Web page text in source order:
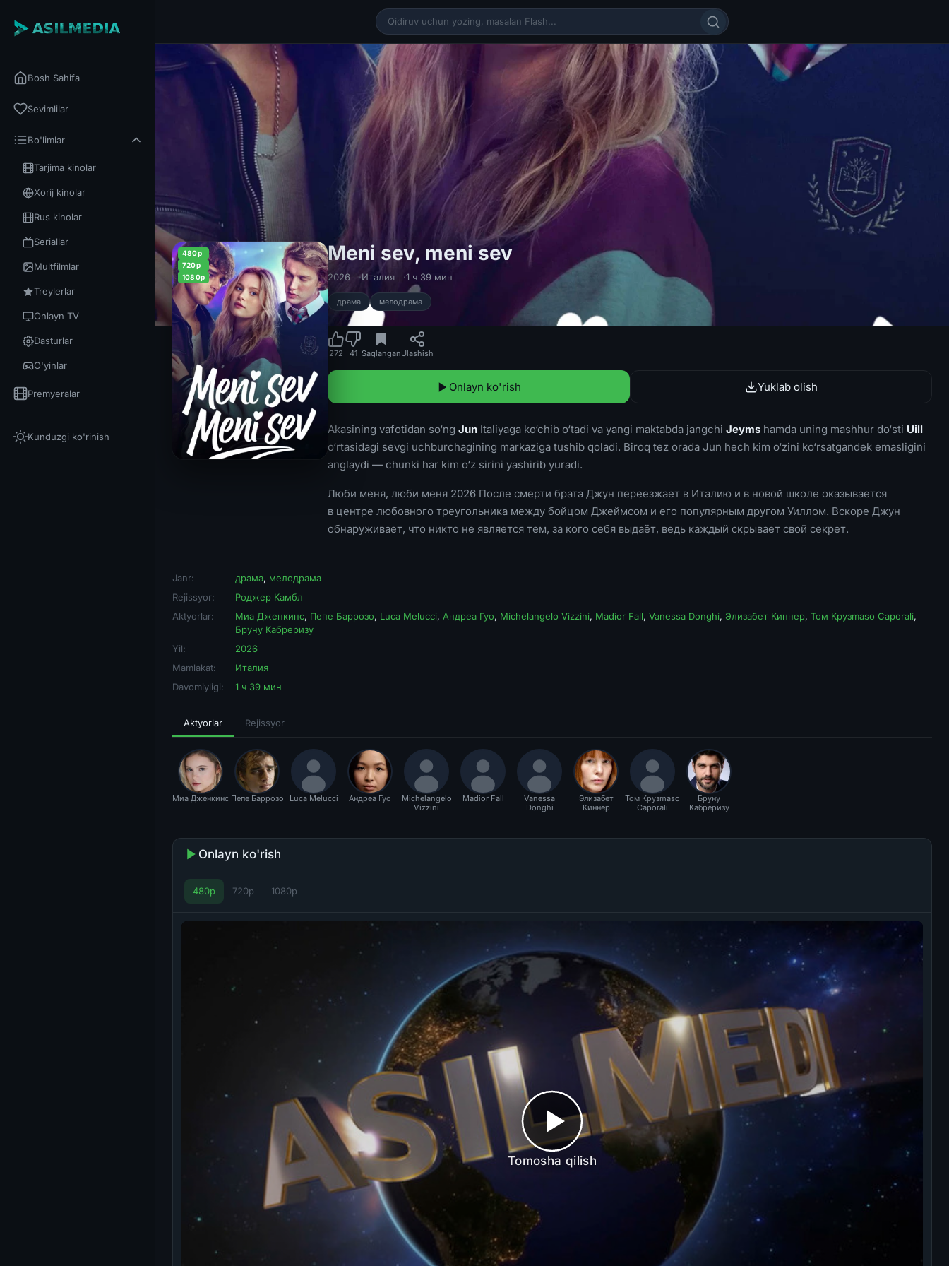
Bosh Sahifa
Sevimlilar
Bo'limlar
Tarjima kinolar
Xorij kinolar
Rus kinolar
Seriallar
Multfilmlar
Treylerlar
Onlayn TV
Dasturlar
O'yinlar
Premyeralar
Kunduzgi ko'rinish
480p
720p
1080p
Meni sev, meni sev Meni sev, meni sev 2026 Uzbek tilida
2026 Италия 1 ч 39 мин
драма мелодрама
272 41 SaqlanganUlashish
Onlayn ko'rish Yuklab olish
Akasining vafotidan so‘ng Jun Italiyaga ko‘chib o‘tadi va yangi maktabda jangchi Jeyms hamda uning mashhur do‘sti Uill
o‘rtasidagi sevgi uchburchagining markaziga tushib qoladi. Biroq tez orada Jun hech kim o‘zini ko‘rsatgandek emasligini
anglaydi — chunki har kim o‘z sirini yashirib yuradi.
Люби меня, люби меня 2026 После смерти брата Джун переезжает в Италию и в новой школе оказывается
в центре любовного треугольника между бойцом Джеймсом и его популярным другом Уиллом. Вскоре Джун
обнаруживает, что никто не является тем, за кого себя выдаёт, ведь каждый скрывает свой секрет.
Janr: драма, мелодрама
Rejissyor:
Роджер Камбл
Aktyorlar:
Миа Дженкинс, Пепе Баррозо, Luca Melucci, Андреа Гуо, Michelangelo Vizzini, Madior Fall, Vanessa Donghi, Элизабет Киннер, Том Крузmaso Caporali,
Бруну Кабреризу
Yil:
2026
Mamlakat:
Италия
Davomiyligi:
1 ч 39 мин
Aktyorlar Rejissyor
Миа Дженкинс Пепе Баррозо Luca Melucci Андреа Гуо
Michelangelo
Vizzini
Madior Fall
Vanessa
Donghi
Элизабет
Киннер
Том Крузmaso
Caporali
Бруну
Кабреризу
Onlayn ko'rish
480p 720p 1080p
Tomosha qilish